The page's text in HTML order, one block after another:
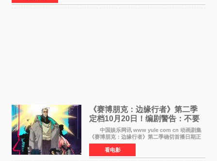
《赛博朋克：边缘行者》第二季
定档10月20日！编剧警告：不要
对角色投入太深
中国娱乐网讯 www yule com cn 动画剧集
《赛博朋克：边缘行者》第二季确切首播日期正
式敲定——将于10月20日在Netflix全球上线。此
前，Netflix韩国官方账号曾短暂出现这一日期信
息，随后迅
看电影